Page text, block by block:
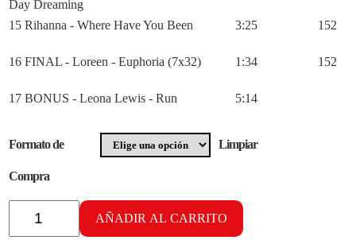
Day Dreaming
15 Rihanna - Where Have You Been 3:25 152
16 FINAL - Loreen - Euphoria (7x32) 1:34 152
17 BONUS - Leona Lewis - Run 5:14
Formato de
Compra
Limpiar
Radikal
Aerobic
AÑADIR AL CARRITO